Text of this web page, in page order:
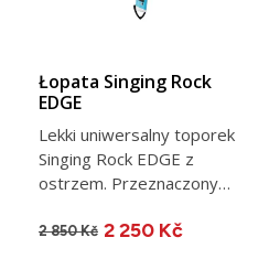
Łopata Singing Rock
EDGE
Lekki uniwersalny toporek
Singing Rock EDGE z
ostrzem. Przeznaczony
2 850 Kč 2 250 Kč